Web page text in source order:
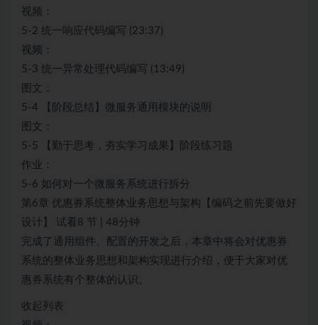
视频：
5-2 统一响应代码编写 (23:37)
视频：
5-3 统一异常处理代码编写 (13:49)
图文：
5-4 【阶段总结】微服务通用模块的说明
图文：
5-5 【勤于思考，夯实学习成果】阶段练习题
作业：
5-6 如何对一个微服务系统进行拆分
第6章 优惠券系统整体业务思想与架构【编码之前先要做好
设计】 试看8 节 | 48分钟
完成了通用组件、配置的开发之后，本章中将会对优惠券
系统的整体业务思想和架构实现进行介绍，便于大家对优
惠券系统有个整体的认识。
收起列表